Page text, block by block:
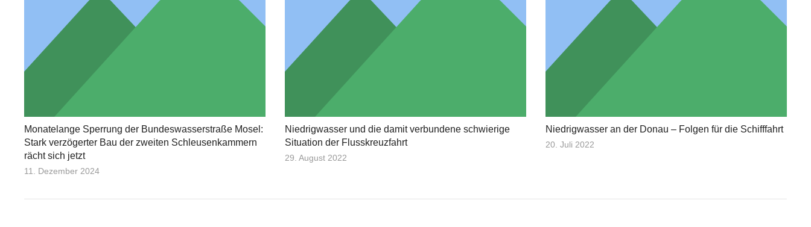
Monatelange Sperrung der Bundeswasserstraße Mosel:
Stark verzögerter Bau der zweiten Schleusenkammern
rächt sich jetzt
11. Dezember 2024
Niedrigwasser und die damit verbundene schwierige
Situation der Flusskreuzfahrt
29. August 2022
Niedrigwasser an der Donau – Folgen für die Schifffahrt
20. Juli 2022